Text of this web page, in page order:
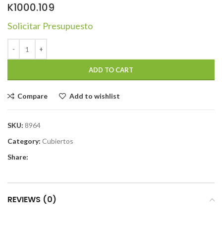
K1000.109
Solicitar Presupuesto
ADD TO CART
Compare Add to wishlist
SKU: 8964
Category: Cubiertos
Share:
REVIEWS (0)